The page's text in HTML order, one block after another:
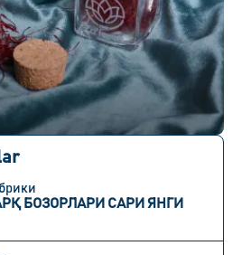
БОЗОРЛАРИ САРИ ЯНГИ